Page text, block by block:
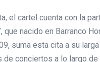
el cartel cuenta con la
que nacido en Barranco
suma esta cita a su
de conciertos a lo largo de